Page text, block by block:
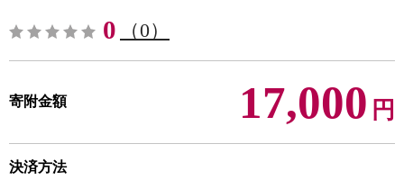
0 （0）
寄附金額 17,000 円
決済方法